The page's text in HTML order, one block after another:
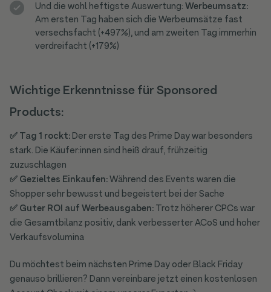
Und die wohl heftigste Auswertung:Werbeumsatz:
Am ersten Tag haben sich die Werbeumsätze fast
versechsfacht (+497%), und am zweiten Tag immerhin
verdreifacht (+179%)
Wichtige Erkenntnisse für Sponsored
Products:
✅ Tag 1 rockt:Der erste Tag des Prime Day war besonders
stark. Die Käufer:innen sind heiß drauf, frühzeitig
zuzuschlagen
✅ Gezieltes Einkaufen:Während des Events waren die
Shopper sehr bewusst und begeistert bei der Sache
✅ Guter ROI auf Werbeausgaben:Trotz höherer CPCs war
die Gesamtbilanz positiv, dank verbesserter ACoS und hoher
Verkaufsvolumina
Du möchtest beim nächsten Prime Day oder Black Friday
genauso brillieren? Dann vereinbare jetzt einen kostenlosen